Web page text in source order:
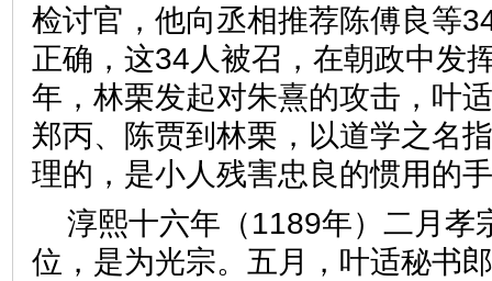
检讨官，他向丞相推荐陈傅良等
正确，这34人被召，在朝政中发
年，林栗发起对朱熹的攻击，叶
郑丙、陈贾到林栗，以道学之名
理的，是小人残害忠良的惯用的
淳熙十六年（1189年）二月孝
位，是为光宗。五月，叶适秘书